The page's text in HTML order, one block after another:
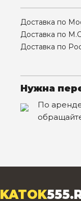
Доставка по
Доставка по
Доставка по
Нужна
По
KATOK